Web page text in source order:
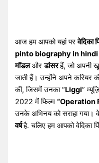
आज हम आपको यहां परवेदिका
pinto biography in hindi
मॉडलऔरडांसरहैं, जो अपनी
जाती हैं। उन्होंने अपने
की, जिसमें उनका “Liggi”
2022 में फिल्म“Operation
उनके अभिनय को सराहा गया।
वर्षहै. चलिए हम आपको वेदिका